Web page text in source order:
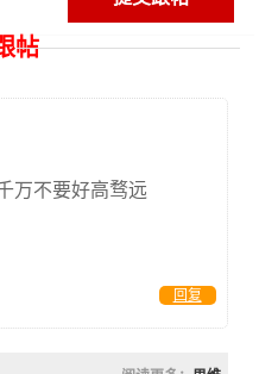
帖
万不要好高骛远
回复